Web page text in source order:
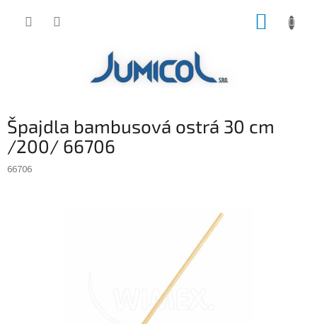
Špajdla bambusová ostrá 30 cm
/200/ 66706
66706